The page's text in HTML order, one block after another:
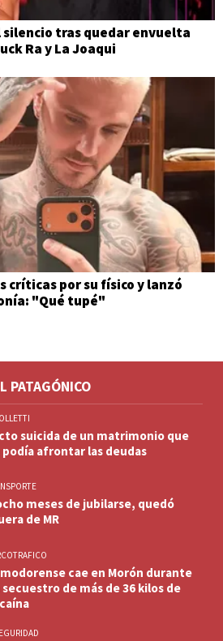
silencio tras quedar envuelta
Ra y La Joaqui
críticas por su físico y lanzó
"Qué tupé"
PATAGÓNICO
suicida de un matrimonio que
podía afrontar las deudas
meses de jubilarse, quedó
de MR
cae en Morón durante
secuestro de más de 36 kilos de